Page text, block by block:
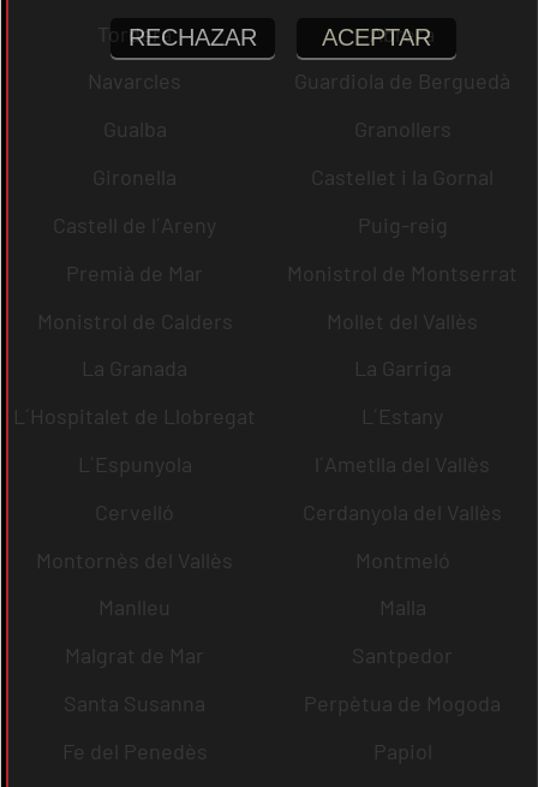
Tordera
Abrera
Navarcles
Guardiola de Berguedà
Gualba
Granollers
Gironella
Castellet i la Gornal
Castell de l´Areny
Puig-reig
Premià de Mar
Monistrol de Montserrat
Monistrol de Calders
Mollet del Vallès
La Granada
La Garriga
L´Hospitalet de Llobregat
L´Estany
L´Espunyola
l´Ametlla del Vallès
Cervelló
Cerdanyola del Vallès
Montornès del Vallès
Montmeló
Manlleu
Malla
Malgrat de Mar
Santpedor
Santa Susanna
Perpètua de Mogoda
Fe del Penedès
Papiol
RECHAZAR ACEPTAR